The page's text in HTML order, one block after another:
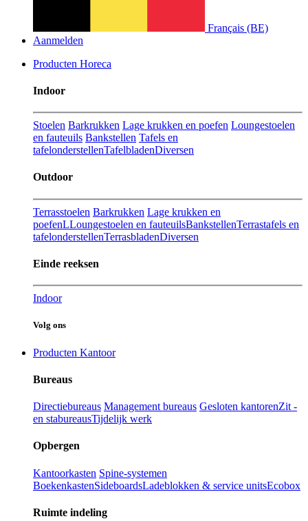
Français (BE)
Aanmelden
Producten Horeca
Indoor
Stoelen Barkrukken Lage krukken en poefen Loungestoelen
en fauteuils Bankstellen Tafels en
tafelonderstellenTafelbladenDiversen
Outdoor
Terrasstoelen Barkrukken Lage krukken en
poefenLLoungestoelen en fauteuilsBankstellenTerrastafels en
tafelonderstellenTerrasbladenDiversen
Einde reeksen
Indoor
Volg ons
Producten Kantoor
Bureaus
Directiebureaus Management bureaus Gesloten kantorenZit -
en stabureausTijdelijk werk
Opbergen
Kantoorkasten Spine-systemen
BoekenkastenSideboardsLadeblokken & service unitsEcobox
Ruimte indeling